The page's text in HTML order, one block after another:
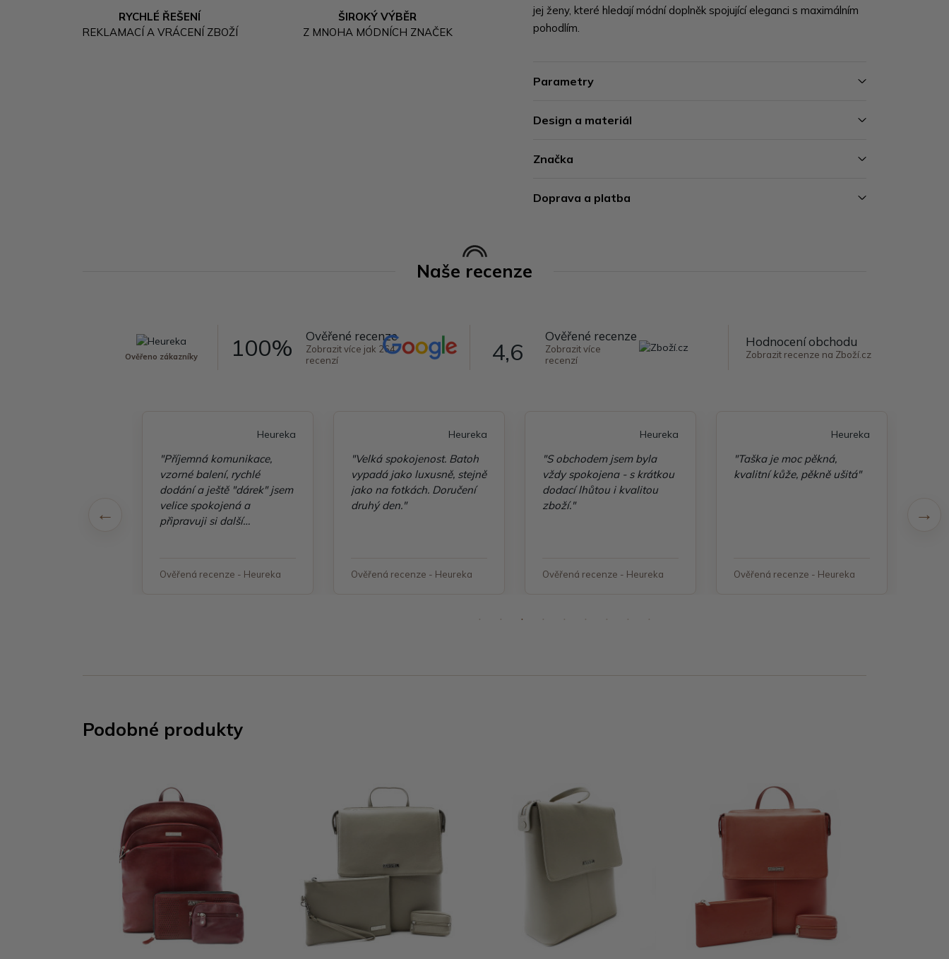
RYCHLÉ ŘEŠENÍ
REKLAMACÍ A VRÁCENÍ ZBOŽÍ
ŠIROKÝ VÝBĚR
Z MNOHA MÓDNÍCH ZNAČEK
jej ženy, které hledají módní doplněk spojující eleganci s maximálním
pohodlím.
Parametry
Design a materiál
Značka
Doprava a platba
Naše recenze
Ověřeno zákazníky 100% Ověřené recenze
Zobrazit více jak 264
recenzí
4,6
Ověřené recenze
Zobrazit více
recenzí
Hodnocení obchodu
Zobrazit recenze na Zboží.cz
Heureka
"Příjemná komunikace,
vzorné balení, rychlé
dodání a ještě "dárek" jsem
velice spokojená a
připravuji si další
Ověřená recenze - Heureka
Heureka
"Velká spokojenost. Batoh
vypadá jako luxusně, stejně
jako na fotkách. Doručení
druhý den."
Ověřená recenze - Heureka
Heureka
"S obchodem jsem byla
vždy spokojena - s krátkou
dodací lhůtou i kvalitou
zboží."
Ověřená recenze - Heureka
Heureka
"Taška je moc pěkná,
kvalitní kůže, pěkně ušitá"
Ověřená recenze - Heureka
Podobné produkty